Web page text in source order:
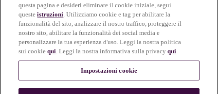
questa pagina e desideri eliminare il cookie iniziale, segui
questeistruzioni. Utilizziamo cookie e tag per abilitare la
funzionalità del sito, analizzare il nostro traffico, proteggere il
nostro sito, abilitare la funzionalità dei social media e
personalizzare la tua esperienza d'uso. Leggi la nostra politica
sui cookiequi. Leggi la nostra informativa sulla privacyqui.
Impostazioni cookie